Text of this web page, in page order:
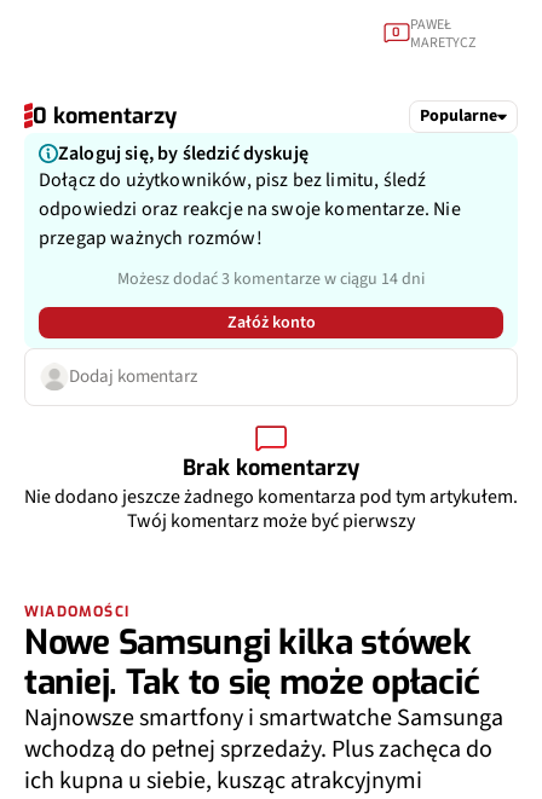
0
PAWEŁ
MARETYCZ
0 komentarzy Popularne
Zaloguj się, by śledzić dyskuję
Dołącz do użytkowników, pisz bez limitu, śledź
odpowiedzi oraz reakcje na swoje komentarze. Nie
przegap ważnych rozmów!
Możesz dodać 3 komentarze w ciągu 14 dni
Załóż konto
Dodaj komentarz
Brak komentarzy
Nie dodano jeszcze żadnego komentarza pod tym artykułem.
Twój komentarz może być pierwszy
WIADOMOŚCI
Nowe Samsungi kilka stówek
taniej. Tak to się może opłacić
Najnowsze smartfony i smartwatche Samsunga
wchodzą do pełnej sprzedaży. Plus zachęca do
ich kupna u siebie, kusząc atrakcyjnymi